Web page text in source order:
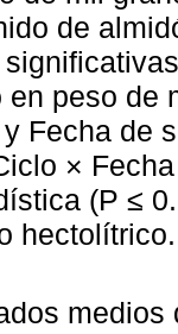
de
peso de
Fecha de
×
(P ≤
hectolítrico.